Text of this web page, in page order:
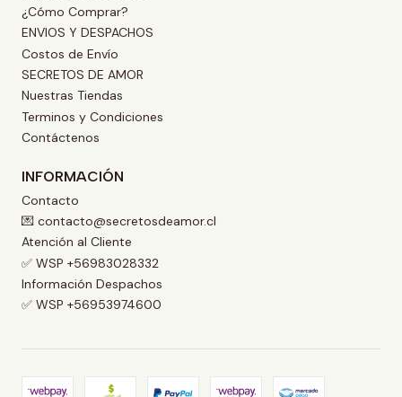
¿Cómo Comprar?
ENVIOS Y DESPACHOS
Costos de Envío
SECRETOS DE AMOR
Nuestras Tiendas
Terminos y Condiciones
Contáctenos
INFORMACIÓN
Contacto
💌 contacto@secretosdeamor.cl
Atención al Cliente
✅ WSP +56983028332
Información Despachos
✅ WSP +56953974600